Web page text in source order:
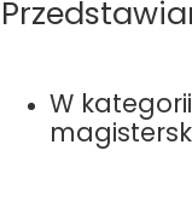
W kategorii